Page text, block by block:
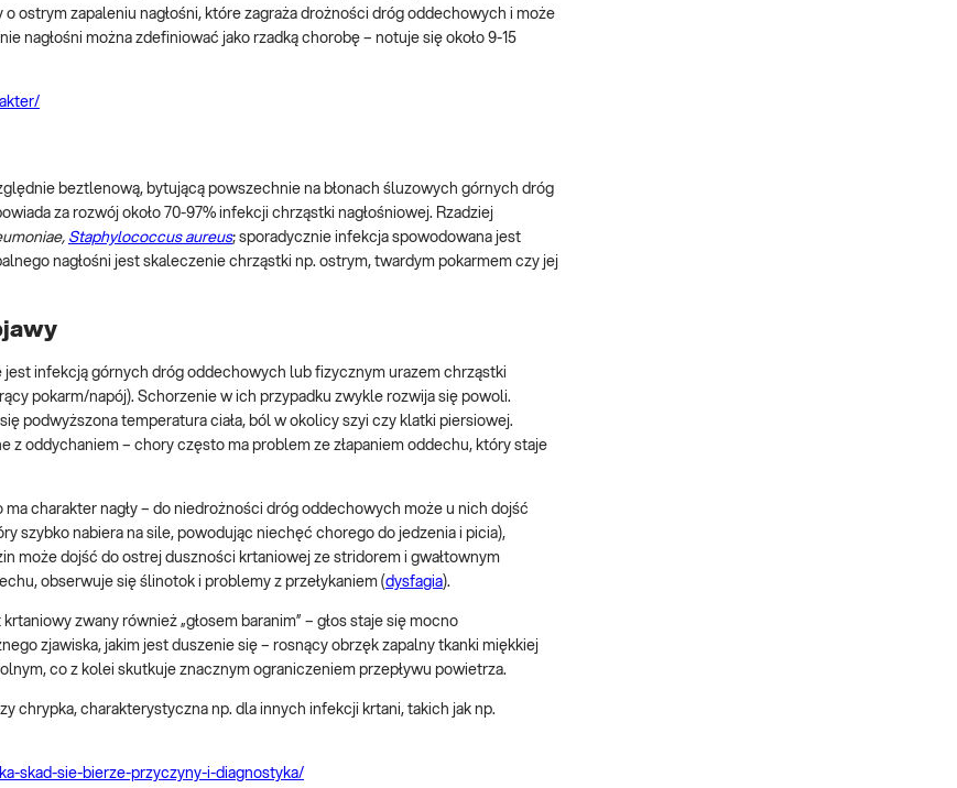
ostrym zapaleniu nagłośni, które zagraża drożności dróg oddechowych i może
nagłośni można zdefiniować jako rzadką chorobę – notuje się około 9-15
beztlenową, bytującą powszechnie na błonach śluzowych górnych dróg
za rozwój około 70-97% infekcji chrząstki nagłośniowej. Rzadziej
Staphylococcus aureus; sporadycznie infekcja spowodowana jest
nagłośni jest skaleczenie chrząstki np. ostrym, twardym pokarmem czy jej
infekcją górnych dróg oddechowych lub fizycznym urazem chrząstki
pokarm/napój). Schorzenie w ich przypadku zwykle rozwija się powoli.
podwyższona temperatura ciała, ból w okolicy szyi czy klatki piersiowej.
z oddychaniem – chory często ma problem ze złapaniem oddechu, który staje
charakter nagły – do niedrożności dróg oddechowych może u nich dojść
szybko nabiera na sile, powodując niechęć chorego do jedzenia i picia),
może dojść do ostrej duszności krtaniowej ze stridorem i gwałtownym
obserwuje się ślinotok i problemy z przełykaniem (dysfagia).
zwany również „głosem baranim” – głos staje się mocno
zjawiska, jakim jest duszenie się – rosnący obrzęk zapalny tkanki miękkiej
co z kolei skutkuje znacznym ograniczeniem przepływu powietrza.
chrypka, charakterystyczna np. dla innych infekcji krtani, takich jak np.
skad-sie-bierze-przyczyny-i-diagnostyka/